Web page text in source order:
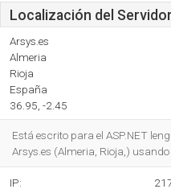
Localización del Servidor
Arsys.es
Almeria
Rioja
España
36.95, -2.45
Está escrito para el ASP.NET
Arsys.es (Almeria, Rioja,)
IP: